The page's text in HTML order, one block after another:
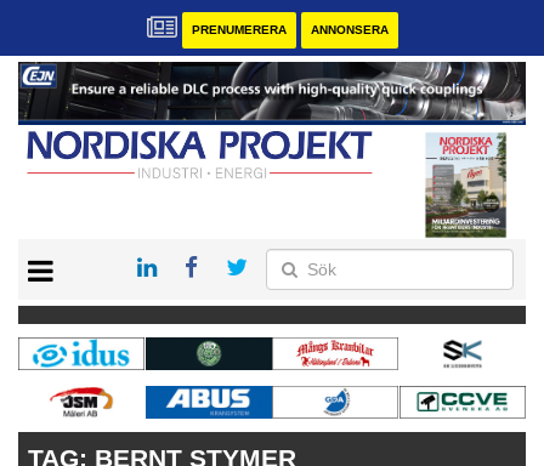
PRENUMERERA ANNONSERA
KONTAKT
VÅRA ANDRA MAGASIN
PRENUMERERA
ANNONSERA
TAG: BERNT STYMER